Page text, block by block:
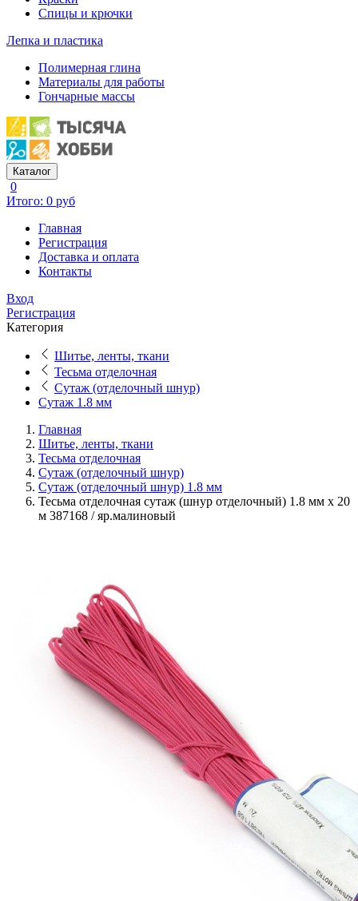
Спицы и крючки
Лепка и пластика
Полимерная глина
Материалы для работы
Гончарные массы
Каталог
0
Итого: 0 руб
Главная
Регистрация
Доставка и оплата
Контакты
Вход
Регистрация
Категория
Шитье, ленты, ткани
Тесьма отделочная
Сутаж (отделочный шнур)
Сутаж 1.8 мм
Главная
Шитье, ленты, ткани
Тесьма отделочная
Сутаж (отделочный шнур)
Сутаж (отделочный шнур) 1.8 мм
Тесьма отделочная сутаж (шнур отделочный) 1.8 мм х 20
м 387168 / яр.малиновый